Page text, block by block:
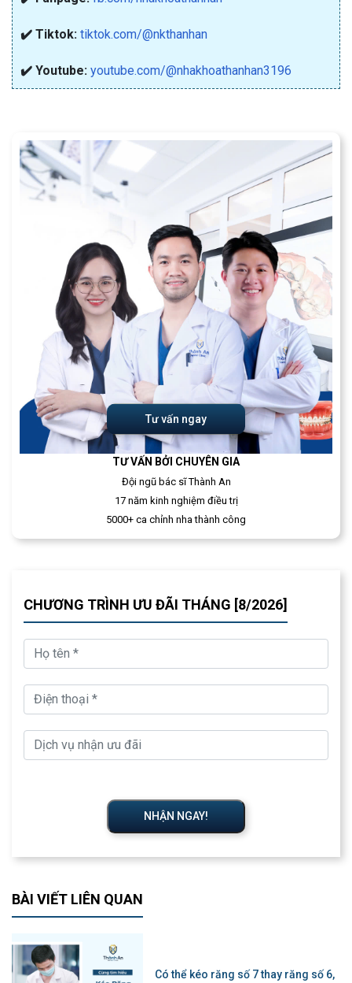
✔️ Tiktok: tiktok.com/@nkthanhan
✔️ Youtube: youtube.com/@nhakhoathanhan3196
Tư vấn ngay
TƯ VẤN BỞI CHUYÊN GIA
Đội ngũ bác sĩ Thành An
17 năm kinh nghiệm điều trị
5000+ ca chỉnh nha thành công
CHƯƠNG TRÌNH ƯU ĐÃI THÁNG [8/2026]
NHẬN NGAY!
BÀI VIẾT LIÊN QUAN
Có thể kéo răng số 7 thay răng số 6,